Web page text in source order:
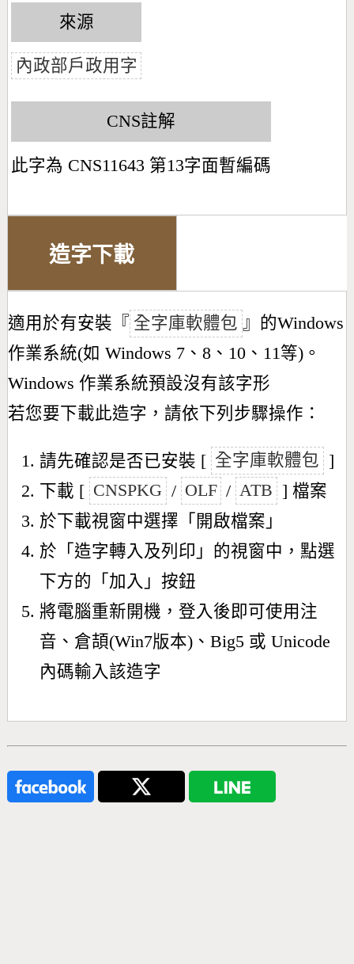
來源
內政部戶政用字
CNS註解
此字為 CNS11643 第13字面暫編碼
造字下載
適用於有安裝『 全字庫軟體包 』的Windows
作業系統(如 Windows 7、8、10、11等)。
Windows 作業系統預設沒有該字形
若您要下載此造字，請依下列步驟操作：
請先確認是否已安裝 [ 全字庫軟體包 ]
下載 [ CNSPKG / OLF / ATB ] 檔案
於下載視窗中選擇「開啟檔案」
於「造字轉入及列印」的視窗中，點選
下方的「加入」按鈕
將電腦重新開機，登入後即可使用注
音、倉頡(Win7版本)、Big5 或 Unicode
內碼輸入該造字